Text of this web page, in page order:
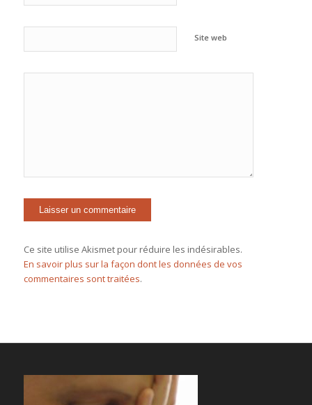
Site web
Ce site utilise Akismet pour réduire les indésirables.
En savoir plus sur la façon dont les données de vos
commentaires sont traitées.